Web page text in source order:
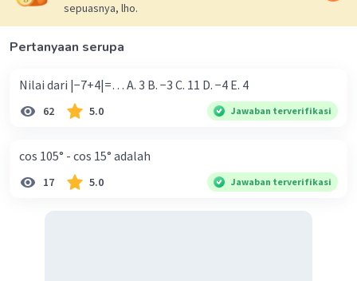
sepuasnya, lho.
Pertanyaan serupa
Nilai dari |−7+4|=… A. 3 B. −3 C. 11 D. −4 E. 4
62 5.0 Jawaban terverifikasi
cos 105° - cos 15° adalah
17 5.0 Jawaban terverifikasi